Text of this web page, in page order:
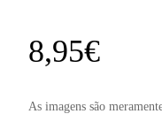
8,95€
As imagens são